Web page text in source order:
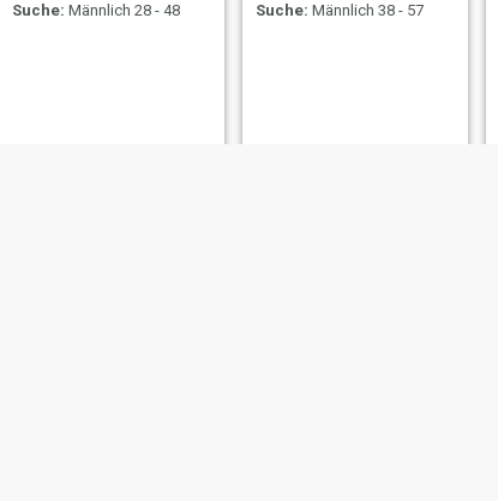
Suche: Männlich 28 - 48
Suche: Männlich 38 - 57